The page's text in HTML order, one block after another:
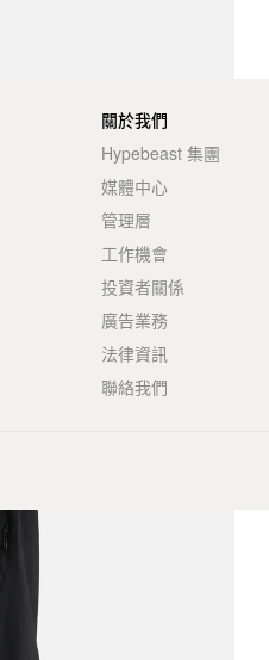
關於我們
Hypebeast 集團
媒體中心
管理層
工作機會
投資者關係
廣告業務
法律資訊
聯絡我們